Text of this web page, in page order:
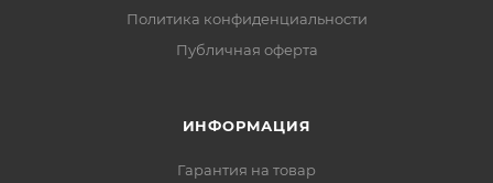
Политика конфиденциальности
Публичная оферта
ИНФОРМАЦИЯ
Гарантия на товар